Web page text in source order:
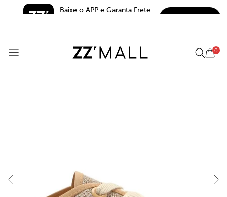
Baixe o APP e Garanta Frete
0